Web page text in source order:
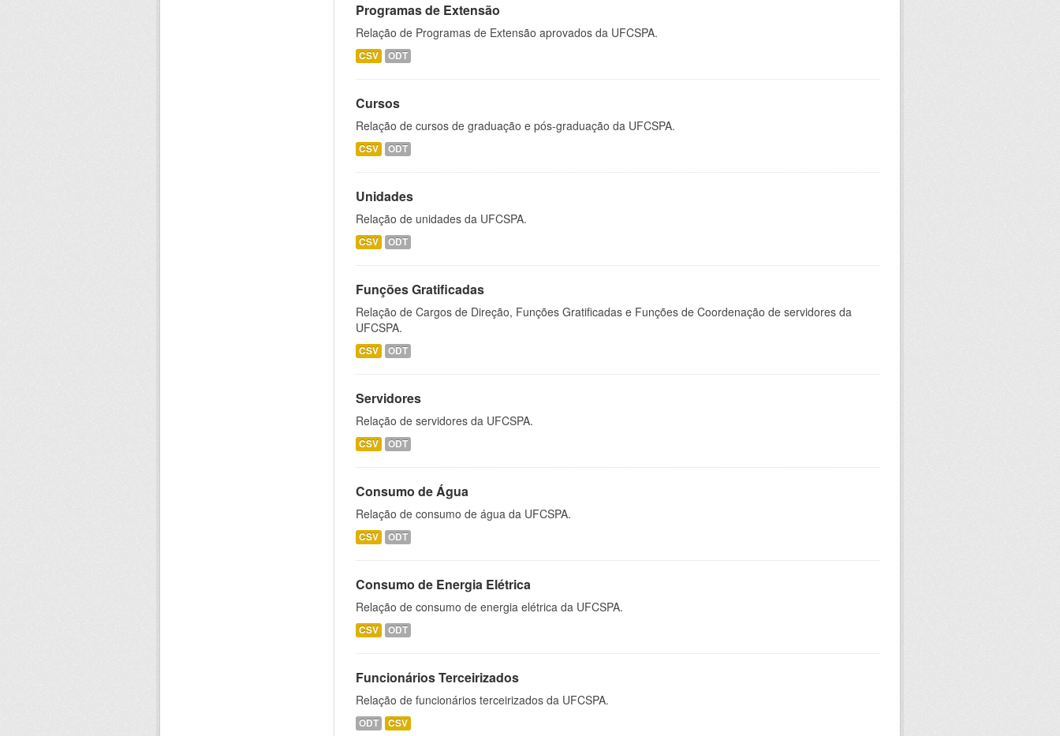
Programas de Extensão
Relação de Programas de Extensão aprovados da UFCSPA.
CSV ODT
Cursos
Relação de cursos de graduação e pós-graduação da UFCSPA.
CSV ODT
Unidades
Relação de unidades da UFCSPA.
CSV ODT
Funções Gratificadas
Relação de Cargos de Direção, Funções Gratificadas e Funções de Coordenação de servidores da
UFCSPA.
CSV ODT
Servidores
Relação de servidores da UFCSPA.
CSV ODT
Consumo de Água
Relação de consumo de água da UFCSPA.
CSV ODT
Consumo de Energia Elétrica
Relação de consumo de energia elétrica da UFCSPA.
CSV ODT
Funcionários Terceirizados
Relação de funcionários terceirizados da UFCSPA.
ODT CSV